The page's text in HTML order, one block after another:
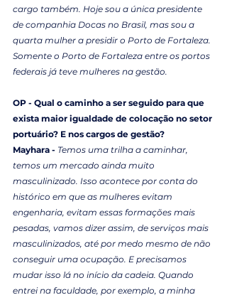
cargo também. Hoje sou a única presidente
de companhia Docas no Brasil, mas sou a
quarta mulher a presidir o Porto de Fortaleza.
Somente o Porto de Fortaleza entre os portos
federais já teve mulheres na gestão.
OP - Qual o caminho a ser seguido para que
exista maior igualdade de colocação no setor
portuário? E nos cargos de gestão?
Mayhara - Temos uma trilha a caminhar,
temos um mercado ainda muito
masculinizado. Isso acontece por conta do
histórico em que as mulheres evitam
engenharia, evitam essas formações mais
pesadas, vamos dizer assim, de serviços mais
masculinizados, até por medo mesmo de não
conseguir uma ocupação. E precisamos
mudar isso lá no início da cadeia. Quando
entrei na faculdade, por exemplo, a minha